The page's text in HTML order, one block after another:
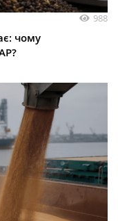
988
чому